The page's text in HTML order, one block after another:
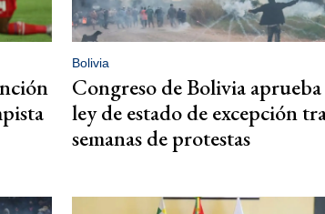
Bolivia
Congreso de Bolivia aprueba
ley de estado de excepción
semanas de protestas